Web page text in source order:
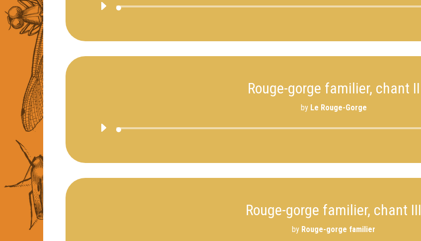
Rouge-gorge familier, chant II
by Le Rouge-Gorge
Rouge-gorge familier, chant III
by Rouge-gorge familier